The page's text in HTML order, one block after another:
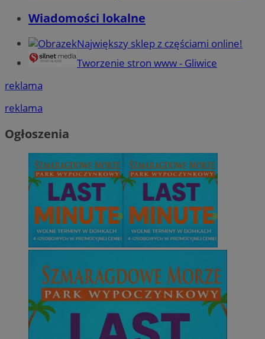
Wiadomości lokalne
Największy sklep z częściami online!
Tworzenie stron www - Gliwice
reklama
reklama
Ogłoszenia